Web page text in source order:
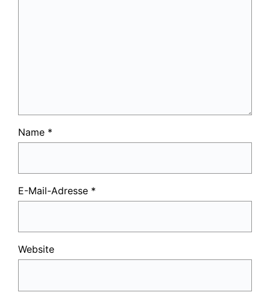
Name *
E-Mail-Adresse *
Website